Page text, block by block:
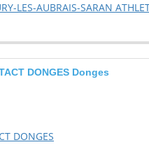
LES-AUBRAIS-SARAN
DONGES Donges
DONGES